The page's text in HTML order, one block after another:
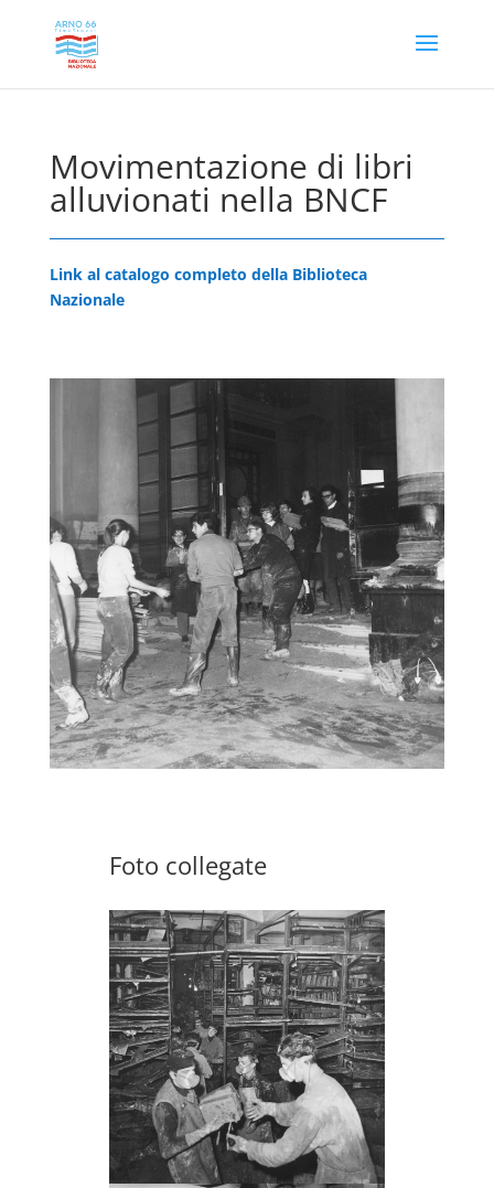
Movimentazione di libri
alluvionati nella BNCF
Link al catalogo completo della Biblioteca
Nazionale
Foto collegate